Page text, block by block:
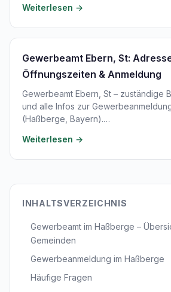
Weiterlesen →
Gewerbeamt Ebern, St:
Öffnungszeiten & Anmeldung
Gewerbeamt Ebern, St – zuständige
und alle Infos zur
(Haßberge, Bayern).…
Weiterlesen →
INHALTSVERZEICHNIS
Gewerbeamt im Haßberge –
Gemeinden
Gewerbeanmeldung im Haßberge
Häufige Fragen